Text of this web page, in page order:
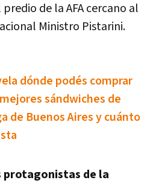
de la AFA cercano al
Ministro Pistarini.
dónde podés comprar
sándwiches de
de Buenos Aires y cuánto
protagonistas de la